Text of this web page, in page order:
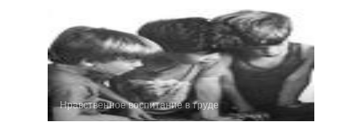
Нравственное воспитание в труде